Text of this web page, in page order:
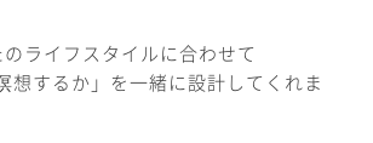
ライフスタイルに合わせて
想するか」を一緒に設計してくれま